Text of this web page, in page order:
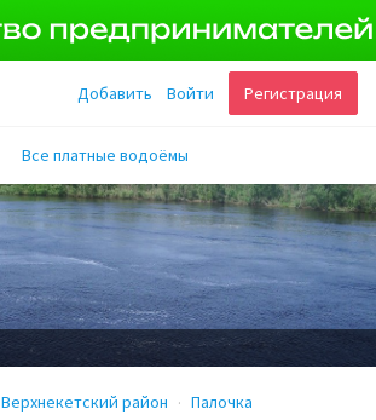
Регистрация
Войти
Добавить
Все платные водоёмы
Верхнекетский район Палочка